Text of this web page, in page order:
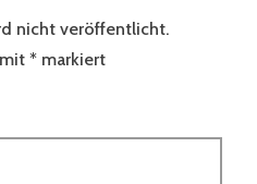
nicht veröffentlicht.
* markiert